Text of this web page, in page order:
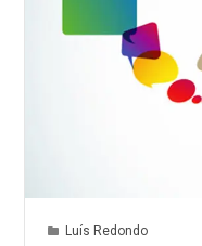
Luís Redondo